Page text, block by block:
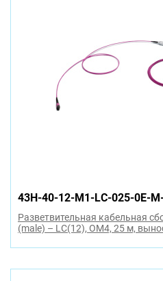
43H-40-12-M1-LC-025-0E-
Разветвительная кабельная
(male) – LC(12), OM4, 25 м,